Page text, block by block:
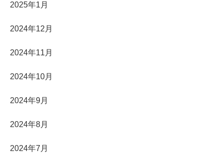
2025年1月
2024年12月
2024年11月
2024年10月
2024年9月
2024年8月
2024年7月